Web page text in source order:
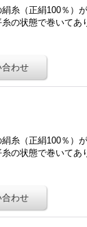
糸（正絹100％）
の状態で巻いて
糸（正絹100％）
の状態で巻いて